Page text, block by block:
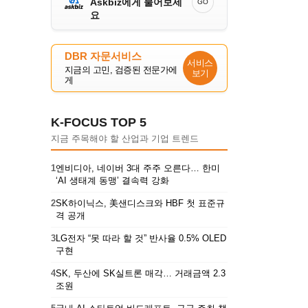
요
GO
DBR 자문서비스
지금의 고민, 검증된 전문가에
게
서비스
보기
K-FOCUS TOP 5
지금 주목해야 할 산업과 기업 트렌드
1엔비디아, 네이버 3대 주주 오른다… 한미
‘AI 생태계 동맹’ 결속력 강화
2SK하이닉스, 美샌디스크와 HBF 첫 표준규
격 공개
3LG전자 “못 따라 할 것” 반사율 0.5% OLED
구현
4SK, 두산에 SK실트론 매각… 거래금액 2.3
조원